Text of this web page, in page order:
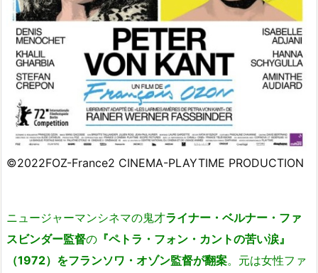
©2022FOZ-France2 CINEMA-PLAYTIME PRODUCTION
ニュージャーマンシネマの鬼才ライナー・ベルナー・ファ
スビンダー監督の 『ペトラ・フォン・カントの苦い涙』
（1972）をフランソワ・オゾン監督が翻案。元は女性ファ